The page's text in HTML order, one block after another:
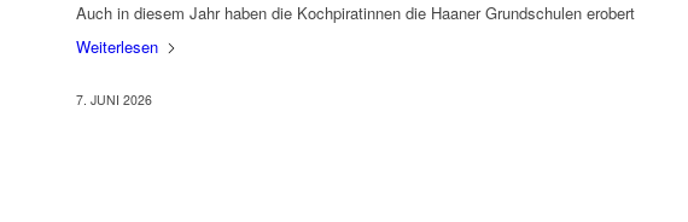
Auch in diesem Jahr haben die Kochpiratinnen die Haaner Grundschulen erobert
Weiterlesen
7. JUNI 2026